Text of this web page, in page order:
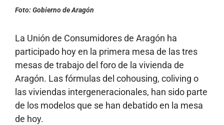
Foto: Gobierno de Aragón
La Unión de Consumidores de Aragón ha
participado hoy en la primera mesa de las tres
mesas de trabajo del foro de la vivienda de
Aragón. Las fórmulas del cohousing, coliving o
las viviendas intergeneracionales, han sido parte
de los modelos que se han debatido en la mesa
de hoy.